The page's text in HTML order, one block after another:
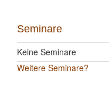
Seminare
Keine Seminare
Weitere Seminare?